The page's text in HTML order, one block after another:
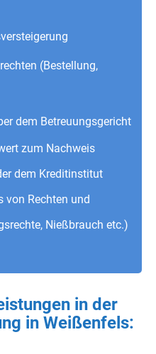
(Bestellung,
dem Betreuungsgericht
zum Nachweis
dem Kreditinstitut
von Rechten und
Nießbrauch etc.)
in der
in Weißenfels: